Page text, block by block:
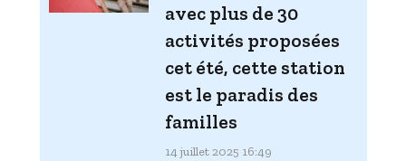
avec plus de 30
activités proposées
cet été, cette station
est le paradis des
familles
14 juillet 2025 16:49